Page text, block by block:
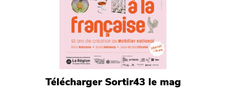
Télécharger Sortir43 le mag